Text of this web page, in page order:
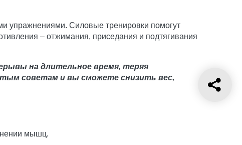
упражнениями. Силовые тренировки помогут
– отжимания, приседания и подтягивания
на длительное время, теряя
советам и вы сможете снизить вес,
мышц.